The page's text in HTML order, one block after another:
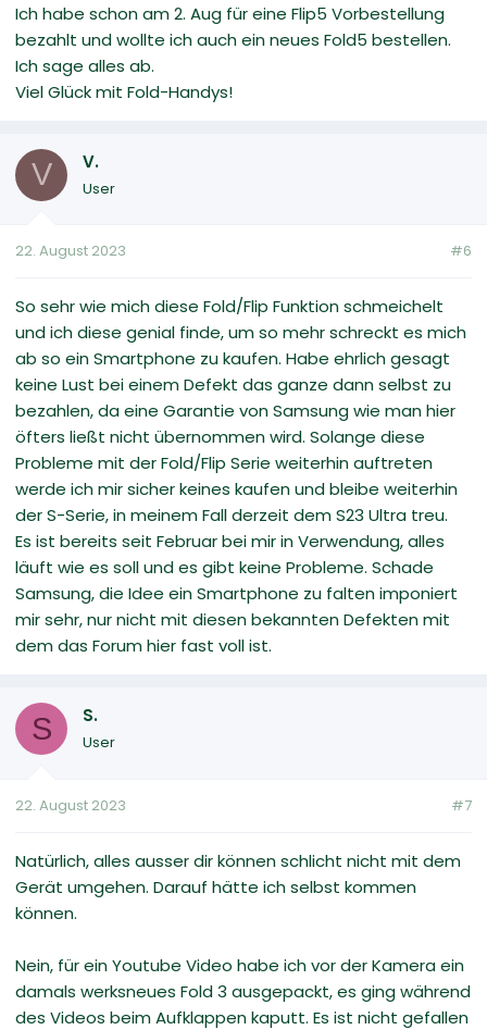
Ich habe schon am 2. Aug für eine Flip5 Vorbestellung
bezahlt und wollte ich auch ein neues Fold5 bestellen.
Ich sage alles ab.
Viel Glück mit Fold-Handys!
V V.
User
22. August 2023 #6
So sehr wie mich diese Fold/Flip Funktion schmeichelt
und ich diese genial finde, um so mehr schreckt es mich
ab so ein Smartphone zu kaufen. Habe ehrlich gesagt
keine Lust bei einem Defekt das ganze dann selbst zu
bezahlen, da eine Garantie von Samsung wie man hier
öfters ließt nicht übernommen wird. Solange diese
Probleme mit der Fold/Flip Serie weiterhin auftreten
werde ich mir sicher keines kaufen und bleibe weiterhin
der S-Serie, in meinem Fall derzeit dem S23 Ultra treu.
Es ist bereits seit Februar bei mir in Verwendung, alles
läuft wie es soll und es gibt keine Probleme. Schade
Samsung, die Idee ein Smartphone zu falten imponiert
mir sehr, nur nicht mit diesen bekannten Defekten mit
dem das Forum hier fast voll ist.
S S.
User
22. August 2023 #7
Natürlich, alles ausser dir können schlicht nicht mit dem
Gerät umgehen. Darauf hätte ich selbst kommen
können.
Nein, für ein Youtube Video habe ich vor der Kamera ein
damals werksneues Fold 3 ausgepackt, es ging während
des Videos beim Aufklappen kaputt. Es ist nicht gefallen